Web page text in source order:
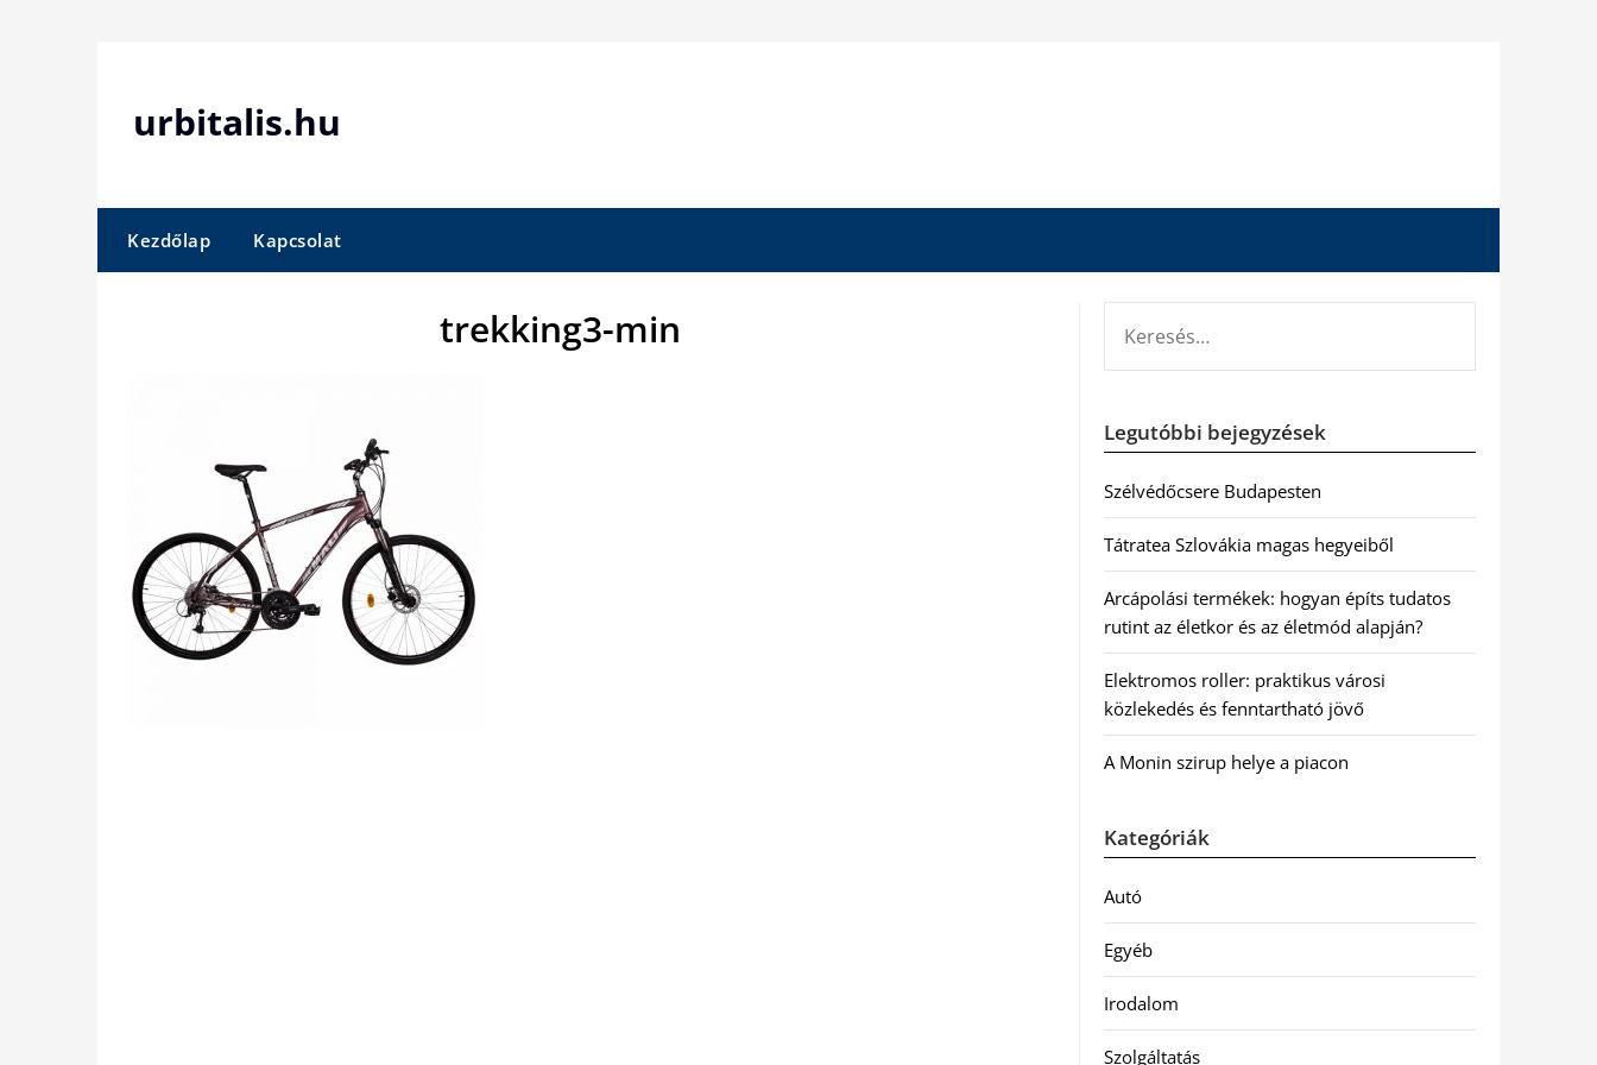
urbitalis.hu
Kezdőlap Kapcsolat
trekking3-min
Legutóbbi bejegyzések
Szélvédőcsere Budapesten
Tátratea Szlovákia magas hegyeiből
Arcápolási termékek: hogyan építs tudatos
rutint az életkor és az életmód alapján?
Elektromos roller: praktikus városi
közlekedés és fenntartható jövő
A Monin szirup helye a piacon
Kategóriák
Autó
Egyéb
Irodalom
Szolgáltatás